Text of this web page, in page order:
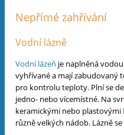
Nepřímé zahřívání
Vodní lázně
Vodní lázeň je naplněná
vyhřívané a mají zabudovaný
pro kontrolu teploty. Plní se
jedno- nebo vícemístné. Na
keramickými nebo plastovými
různě velkých nádob. Lázně